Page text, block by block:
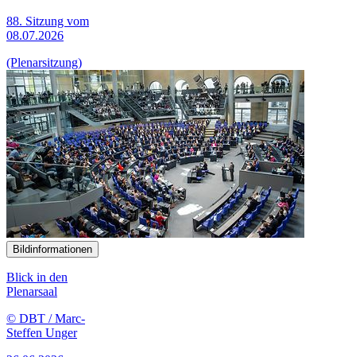
88. Sitzung vom
08.07.2026
(Plenarsitzung)
Bildinformationen
Blick in den
Plenarsaal
© DBT / Marc-
Steffen Unger